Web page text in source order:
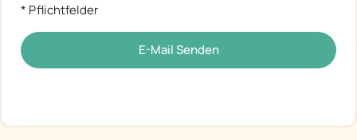
* Pflichtfelder
E-Mail Senden